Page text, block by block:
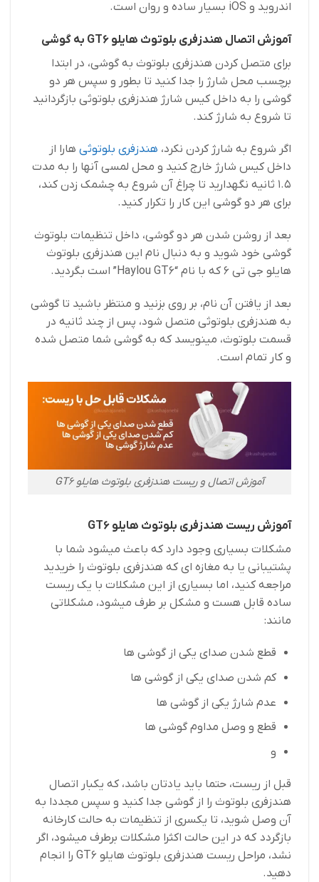
اندروید و iOS بسیار ساده و روان است.
آموزش اتصال هندزفری بلوتوث هایلو GT6 به گوشی
برای متصل کردن هندزفری بلوتوث به گوشی، در ابتدا
برچسب محل شارژ را جدا کنید تا بطور و سپس هر دو
گوشی را به داخل کیس شارژ هندزفری بلوتوثی بازگردانید
تا شروع به شارژ کند.
اگر شروع به شارژ کردن نکرد، هندزفری بلوتوثی هارا از
داخل کیس شارژ خارج کنید و محل لمسی آنها را به مدت
1.5 ثانیه نگهدارید تا چراغ آن شروع به چشمک زدن کند،
برای هر دو گوشی این کار را تکرار کنید.
بعد از روشن شدن هر دو گوشی، داخل تنظیمات بلوتوث
گوشی خود شوید و به دنبال نام این هندزفری بلوتوث
هایلو جی تی 6 که با نام “Haylou GT6” است بگردید.
بعد از یافتن آن نام، بر روی بزنید و منتظر باشید تا گوشی
به هندزفری بلوتوثی متصل شود، پس از چند ثانیه در
قسمت بلوتوث، مینویسد که به گوشی شما متصل شده
و کار تمام است.
آموزش اتصال و ریست هندزفری بلوتوث هایلو GT6
آموزش ریست هندزفری بلوتوث هایلو GT6
مشکلات بسیاری وجود دارد که باعث میشود شما با
پشتیبانی یا به مغازه ای که هندزفری بلوتوث را خریدید
مراجعه کنید، اما بسیاری از این مشکلات با یک ریست
ساده قابل هست و مشکل بر طرف میشود، مشکلاتی
مانند:
قطع شدن صدای یکی از گوشی ها
کم شدن صدای یکی از گوشی ها
عدم شارژ یکی از گوشی ها
قطع و وصل مداوم گوشی ها
و
قبل از ریست، حتما باید یادتان باشد، که یکبار اتصال
هندزفری بلوتوث را از گوشی جدا کنید و سپس مجددا به
آن وصل شوید، تا یکسری از تنظیمات به حالت کارخانه
بازگردد که در این حالت اکثرا مشکلات برطرف میشود، اگر
نشد، مراحل ریست هندزفری بلوتوث هایلو GT6 را انجام
دهید.